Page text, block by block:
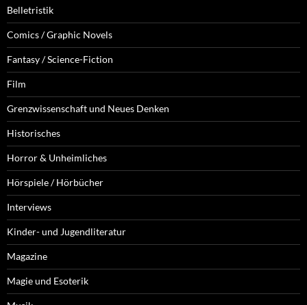
Belletristik
Comics / Graphic Novels
Fantasy / Science-Fiction
Film
Grenzwissenschaft und Neues Denken
Historisches
Horror & Unheimliches
Hörspiele / Hörbücher
Interviews
Kinder- und Jugendliteratur
Magazine
Magie und Esoterik